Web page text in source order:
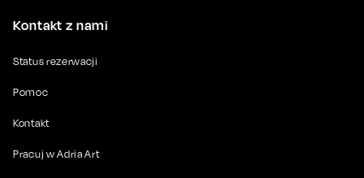
Kontakt z nami
Status rezerwacji
Pomoc
Kontakt
Pracuj w Adria Art